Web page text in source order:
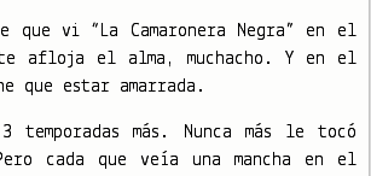
que vi “La Camaronera Negra” en el
afloja el alma, muchacho. Y en el
que estar amarrada.
temporadas más. Nunca más le tocó
cada que veía una mancha en el